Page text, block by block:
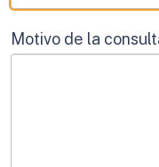
Motivo de la